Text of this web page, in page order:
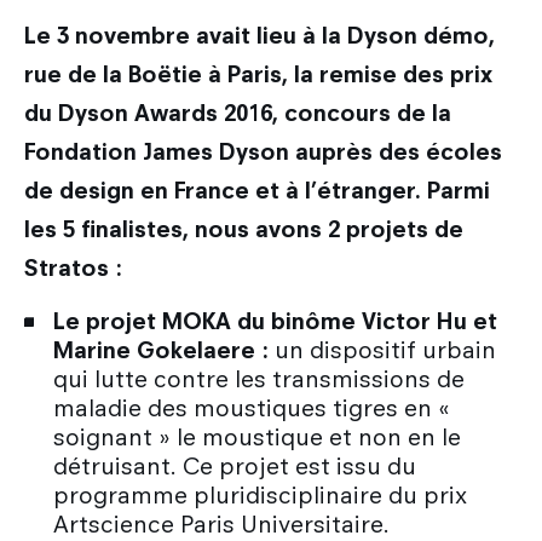
Le 3 novembre avait lieu à la Dyson démo,
rue de la Boëtie à Paris, la remise des prix
du Dyson Awards 2016, concours de la
Fondation James Dyson auprès des écoles
de design en France et à l’étranger. Parmi
les 5 finalistes, nous avons 2 projets de
Stratos :
Le projet MOKA du binôme Victor Hu et
Marine Gokelaere : un dispositif urbain
qui lutte contre les transmissions de
maladie des moustiques tigres en «
soignant » le moustique et non en le
détruisant. Ce projet est issu du
programme pluridisciplinaire du prix
Artscience Paris Universitaire.